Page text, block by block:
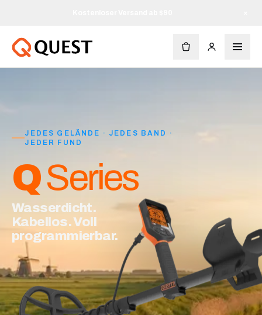
JEDES GELÄNDE · JEDES BAND ·
JEDER FUND
QSeries
Wasserdicht.
Kabellos. Voll
programmierbar.